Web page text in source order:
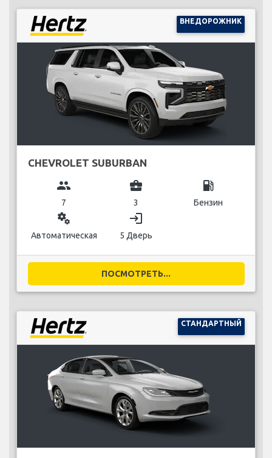
ВНЕДОРОЖНИК
CHEVROLET SUBURBAN
group
7
business_center
3
local_gas_station
Бензин
miscellaneous_services
Автоматическая
login
5 Дверь
ПОСМОТРЕТЬ...
СТАНДАРТНЫЙ